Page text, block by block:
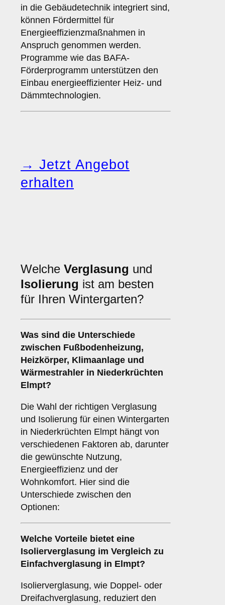
in die Gebäudetechnik integriert sind,
können Fördermittel für
Energieeffizienzmaßnahmen in
Anspruch genommen werden.
Programme wie das BAFA-
Förderprogramm unterstützen den
Einbau energieeffizienter Heiz- und
Dämmtechnologien.
→ Jetzt Angebot
erhalten
Welche Verglasung und
Isolierung ist am besten
für Ihren Wintergarten?
Was sind die Unterschiede
zwischen Fußbodenheizung,
Heizkörper, Klimaanlage und
Wärmestrahler in Niederkrüchten
Elmpt?
Die Wahl der richtigen Verglasung
und Isolierung für einen Wintergarten
in Niederkrüchten Elmpt hängt von
verschiedenen Faktoren ab, darunter
die gewünschte Nutzung,
Energieeffizienz und der
Wohnkomfort. Hier sind die
Unterschiede zwischen den
Optionen:
Welche Vorteile bietet eine
Isolierverglasung im Vergleich zu
Einfachverglasung in Elmpt?
Isolierverglasung, wie Doppel- oder
Dreifachverglasung, reduziert den